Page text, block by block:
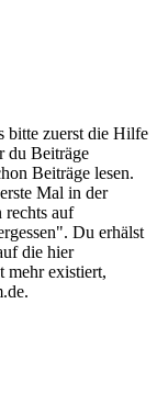
bitte zuerst die Hilfe
du Beiträge
Beiträge lesen.
Mal in der
rechts auf
Du erhälst
die hier
mehr existiert,